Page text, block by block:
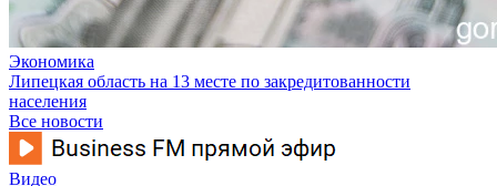
Экономика
Липецкая область на 13 месте по закредитованности
населения
Все новости
Видео